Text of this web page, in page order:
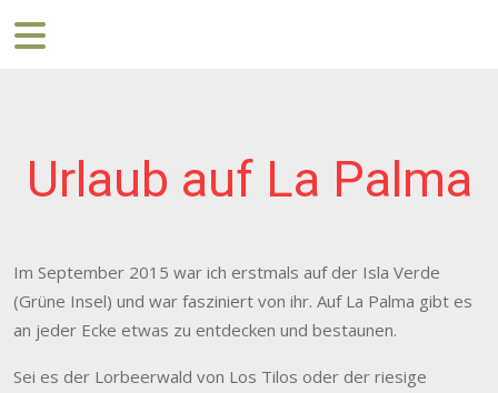
Urlaub auf La Palma
Im September 2015 war ich erstmals auf der Isla Verde
(Grüne Insel) und war fasziniert von ihr. Auf La Palma gibt es
an jeder Ecke etwas zu entdecken und bestaunen.
Sei es der Lorbeerwald von Los Tilos oder der riesige